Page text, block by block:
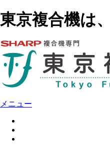
東京複合機は
メニュー